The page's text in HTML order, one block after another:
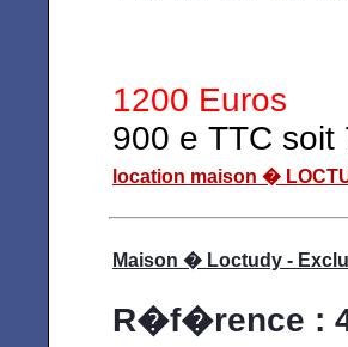
1200 Euros
900 e TTC soit
location maison �
Maison � Loctudy -
R�f�rence :